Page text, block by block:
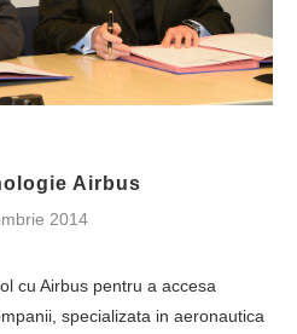
Airbus
2014
cu Airbus pentru a accesa
specializata in aeronautica